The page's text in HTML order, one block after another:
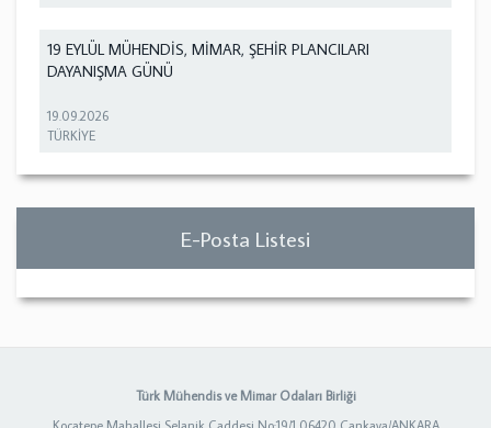
19 EYLÜL MÜHENDİS, MİMAR, ŞEHİR PLANCILARI
DAYANIŞMA GÜNÜ
19.09.2026
TÜRKİYE
E-Posta Listesi
Türk Mühendis ve Mimar Odaları Birliği